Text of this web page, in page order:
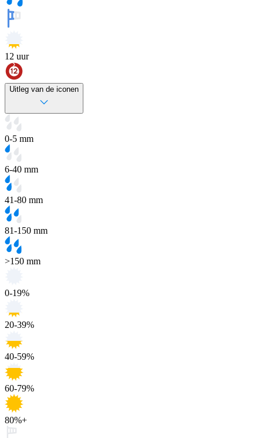
12 uur
Uitleg van de iconen
0-5 mm
6-40 mm
41-80 mm
81-150 mm
>150 mm
0-19%
20-39%
40-59%
60-79%
80%+